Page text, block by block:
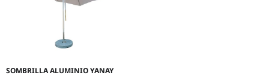
SOMBRILLA ALUMINIO YANAY